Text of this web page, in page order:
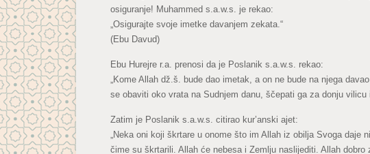
osiguranje! Muhammed s.a.w.s. je rekao:
„Osigurajte svoje imetke davanjem zekata.“
(Ebu Davud)
Ebu Hurejre r.a. prenosi da je Poslanik s.a.w.s. rekao:
„Kome Allah dž.š. bude dao imetak, a on ne bude na njega
se obaviti oko vrata na Sudnjem danu, ščepati ga za donju
Zatim je Poslanik s.a.w.s. citirao kur’anski ajet:
„Neka oni koji škrtare u onome što im Allah iz obilja Svoga
čime su škrtarili. Allah će nebesa i Zemlju naslijediti. Allah dobro